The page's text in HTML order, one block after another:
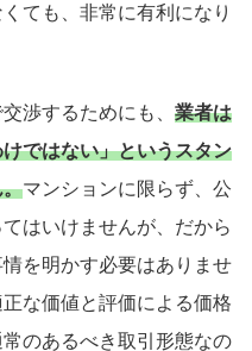
ても、非常に有利になり
渉するためにも、 業者は
ではない」というスタン
。マンションに限らず、公
はいけませんが、だから
を明かす必要はありませ
な価値と評価による価格
のあるべき取引形態なの